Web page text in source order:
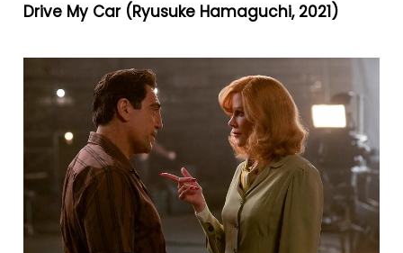
Drive My Car (Ryusuke Hamaguchi, 2021)